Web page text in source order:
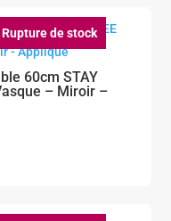
Rupture de stock
60cm STAY
– Miroir –